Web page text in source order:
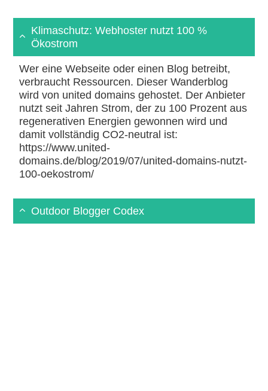
Klimaschutz: Webhoster nutzt 100 %
Ökostrom
Wer eine Webseite oder einen Blog betreibt,
verbraucht Ressourcen. Dieser Wanderblog
wird von united domains gehostet. Der Anbieter
nutzt seit Jahren Strom, der zu 100 Prozent aus
regenerativen Energien gewonnen wird und
damit vollständig CO2-neutral ist:
https://www.united-
domains.de/blog/2019/07/united-domains-nutzt-
100-oekostrom/
Outdoor Blogger Codex